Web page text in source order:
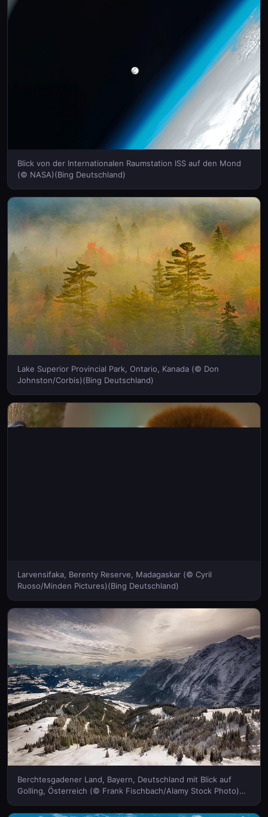
Blick von der Internationalen Raumstation ISS auf den Mond
(© NASA)(Bing Deutschland)
Lake Superior Provincial Park, Ontario, Kanada (© Don
Johnston/Corbis)(Bing Deutschland)
Larvensifaka, Berenty Reserve, Madagaskar (© Cyril
Ruoso/Minden Pictures)(Bing Deutschland)
Berchtesgadener Land, Bayern, Deutschland mit Blick auf
Golling, Österreich (© Frank Fischbach/Alamy Stock Photo)